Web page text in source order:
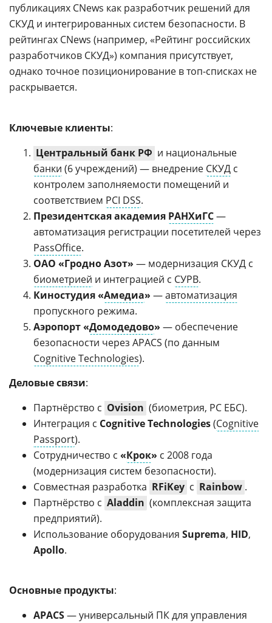
публикациях CNews как разработчик решений для
СКУД и интегрированных систем безопасности. В
рейтингах CNews (например, «Рейтинг российских
разработчиков СКУД») компания присутствует,
однако точное позиционирование в топ-списках не
раскрывается.
Ключевые клиенты:
Центральный банк РФ и национальные
банки (6 учреждений) — внедрение СКУД с
контролем заполняемости помещений и
соответствием PCI DSS.
Президентская академия РАНХиГС—
автоматизация регистрации посетителей через
PassOffice.
ОАО «Гродно Азот» — модернизация СКУД с
биометрией и интеграцией с СУРВ.
Киностудия «Амедиа» —автоматизация
пропускного режима.
Аэропорт «Домодедово» — обеспечение
безопасности через APACS (по данным
Cognitive Technologies).
Деловые связи:
Партнёрство с Ovision (биометрия, РС ЕБС).
Интеграция с Cognitive Technologies(Cognitive
Passport).
Сотрудничество с «Крок» с 2008 года
(модернизация систем безопасности).
Совместная разработка RFiKey с Rainbow .
Партнёрство с Aladdin (комплексная защита
предприятий).
Использование оборудования Suprema, HID,
Apollo.
Основные продукты:
APACS— универсальный ПК для управления